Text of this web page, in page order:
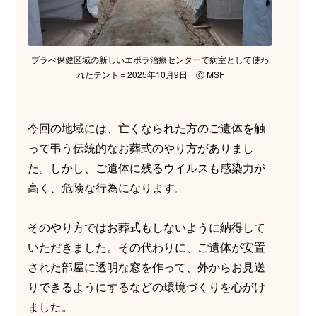
ブラぺ保健区域の新しいエボラ治療センターで病室として使わ
れたテント＝2025年10月9日 Ⓒ MSF
今回の地域には、亡くなられた方のご遺体を触
って弔う伝統的なお葬式のやり方がありまし
た。しかし、ご遺体に残るウイルスも感染力が
高く、危険な行為になります。
そのやり方ではお葬式もしないように納得して
いただきました。その代わりに、ご遺体が安置
された部屋に透明な窓を作って、外からお見送
りできるようにするなどの環境づくりを心がけ
ました。